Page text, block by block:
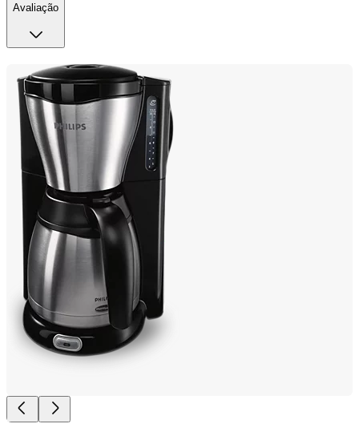
Avaliação